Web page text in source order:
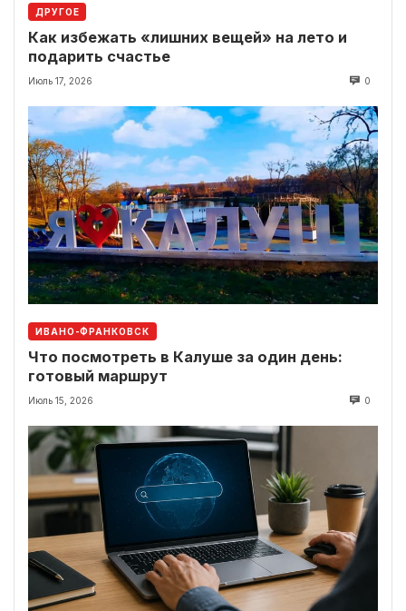
ДРУГОЕ
Как избежать «лишних вещей» на лето и
подарить счастье
Июль 17, 2026 0
ИВАНО-ФРАНКОВСК
Что посмотреть в Калуше за один день:
готовый маршрут
Июль 15, 2026 0